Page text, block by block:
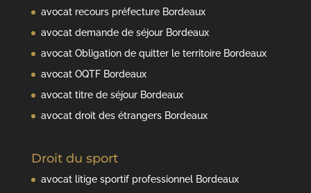
avocat recours préfecture Bordeaux
avocat demande de séjour Bordeaux
avocat Obligation de quitter le territoire Bordeaux
avocat OQTF Bordeaux
avocat titre de séjour Bordeaux
avocat droit des étrangers Bordeaux
Droit du sport
avocat litige sportif professionnel Bordeaux